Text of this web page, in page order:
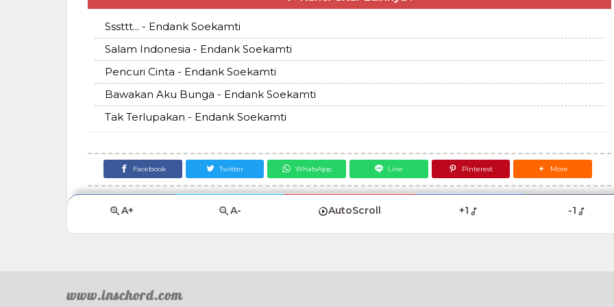
Sssttt... - Endank Soekamti
Salam Indonesia - Endank Soekamti
Pencuri Cinta - Endank Soekamti
Bawakan Aku Bunga - Endank Soekamti
Tak Terlupakan - Endank Soekamti
Facebook Twitter WhatsApp Line Pinterest More
A+ A- AutoScroll +1 -1
www.inschord.com